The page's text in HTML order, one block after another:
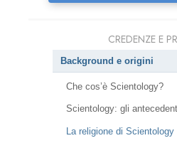
CREDENZE E
Background e origini
Che cos’è Scientology?
Scientology: gli
La religione di Scientology